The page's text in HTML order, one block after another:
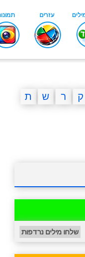
ק ר ש ת
שלחו מילים נרדפות